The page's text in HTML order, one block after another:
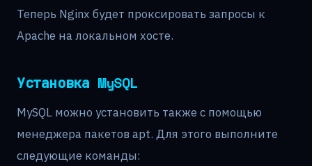
Теперь Nginx будет проксировать запросы к
Apache на локальном хосте.
Установка MySQL
MySQL можно установить также с помощью
менеджера пакетов apt. Для этого выполните
следующие команды: